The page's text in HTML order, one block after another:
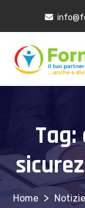
Tag:
> Notizie